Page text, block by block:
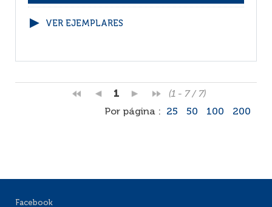
VER EJEMPLARES
1
(1 - 7 / 7)
Por página :
25 50 100 200
Facebook